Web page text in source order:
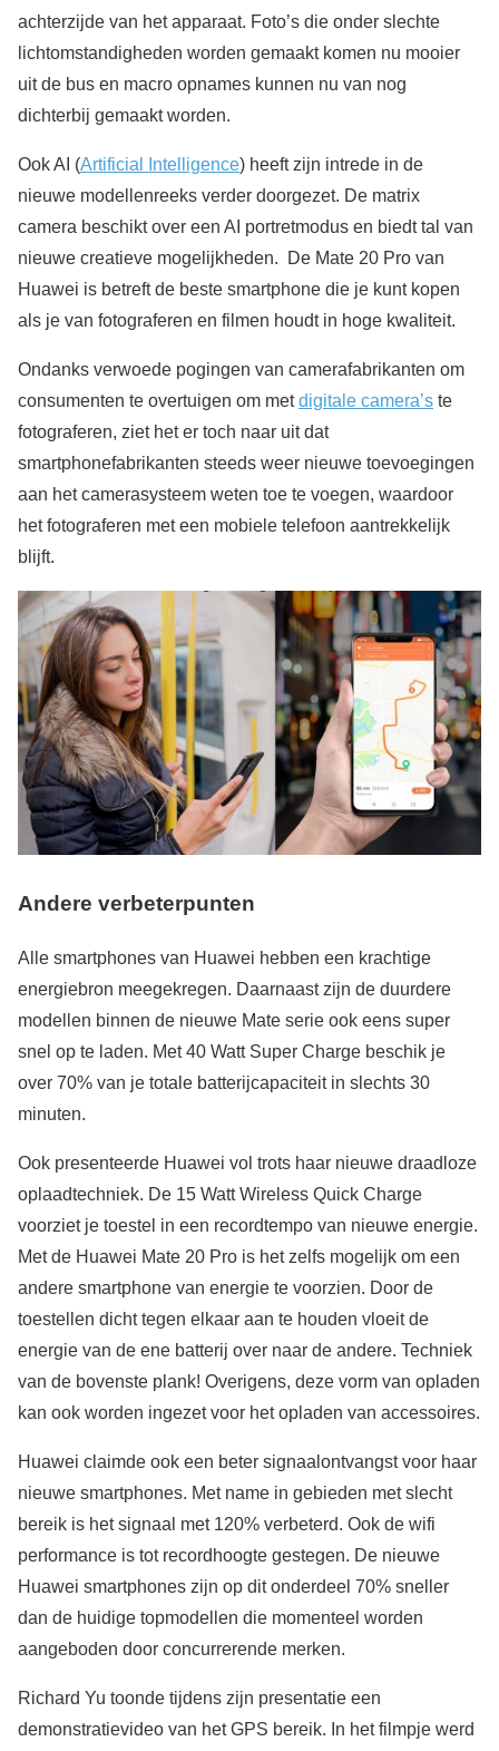
achterzijde van het apparaat. Foto’s die onder slechte
lichtomstandigheden worden gemaakt komen nu mooier
uit de bus en macro opnames kunnen nu van nog
dichterbij gemaakt worden.
Ook AI (Artificial Intelligence) heeft zijn intrede in de
nieuwe modellenreeks verder doorgezet. De matrix
camera beschikt over een AI portretmodus en biedt tal van
nieuwe creatieve mogelijkheden. De Mate 20 Pro van
Huawei is betreft de beste smartphone die je kunt kopen
als je van fotograferen en filmen houdt in hoge kwaliteit.
Ondanks verwoede pogingen van camerafabrikanten om
consumenten te overtuigen om metdigitale camera’s te
fotograferen, ziet het er toch naar uit dat
smartphonefabrikanten steeds weer nieuwe toevoegingen
aan het camerasysteem weten toe te voegen, waardoor
het fotograferen met een mobiele telefoon aantrekkelijk
blijft.
Andere verbeterpunten
Alle smartphones van Huawei hebben een krachtige
energiebron meegekregen. Daarnaast zijn de duurdere
modellen binnen de nieuwe Mate serie ook eens super
snel op te laden. Met 40 Watt Super Charge beschik je
over 70% van je totale batterijcapaciteit in slechts 30
minuten.
Ook presenteerde Huawei vol trots haar nieuwe draadloze
oplaadtechniek. De 15 Watt Wireless Quick Charge
voorziet je toestel in een recordtempo van nieuwe energie.
Met de Huawei Mate 20 Pro is het zelfs mogelijk om een
andere smartphone van energie te voorzien. Door de
toestellen dicht tegen elkaar aan te houden vloeit de
energie van de ene batterij over naar de andere. Techniek
van de bovenste plank! Overigens, deze vorm van opladen
kan ook worden ingezet voor het opladen van accessoires.
Huawei claimde ook een beter signaalontvangst voor haar
nieuwe smartphones. Met name in gebieden met slecht
bereik is het signaal met 120% verbeterd. Ook de wifi
performance is tot recordhoogte gestegen. De nieuwe
Huawei smartphones zijn op dit onderdeel 70% sneller
dan de huidige topmodellen die momenteel worden
aangeboden door concurrerende merken.
Richard Yu toonde tijdens zijn presentatie een
demonstratievideo van het GPS bereik. In het filmpje werd